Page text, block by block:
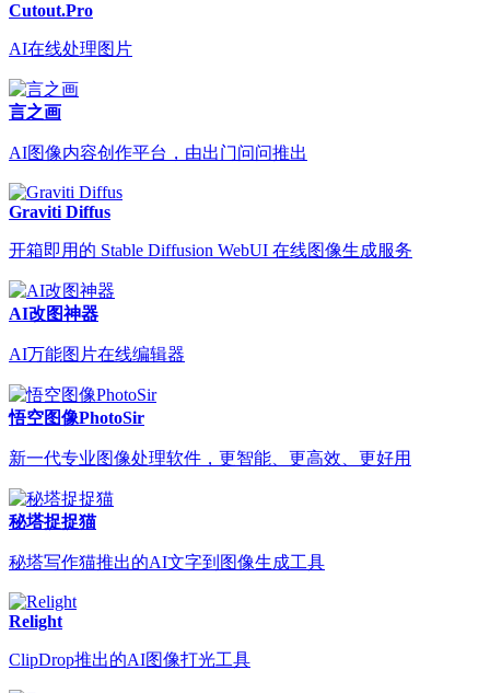
Cutout.Pro
AI在线处理图片
言之画
AI图像内容创作平台，由出门问问推出
Graviti Diffus
开箱即用的 Stable Diffusion WebUI 在线图像生成服务
AI改图神器
AI万能图片在线编辑器
悟空图像PhotoSir
新一代专业图像处理软件，更智能、更高效、更好用
秘塔捉捉猫
秘塔写作猫推出的AI文字到图像生成工具
Relight
ClipDrop推出的AI图像打光工具